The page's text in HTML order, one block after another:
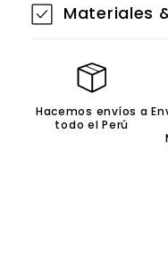
Materiales
Hacemos envíos a
todo el Perú